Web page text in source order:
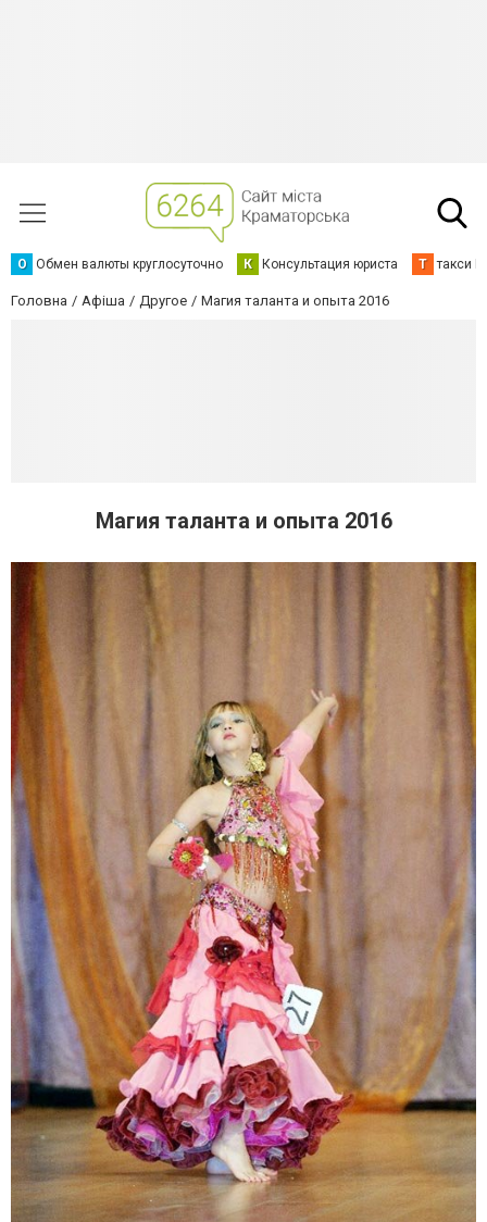
О Обмен валюты круглосуточно К Консультация юриста Т такси
Головна Афіша Другое Магия таланта и опыта 2016
Магия таланта и опыта 2016